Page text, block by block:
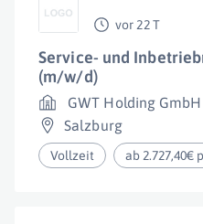
vor 22 T
Service- und
(m/w/d)
GWT Holding GmbH
Salzburg
Vollzeit ab 2.727,40€